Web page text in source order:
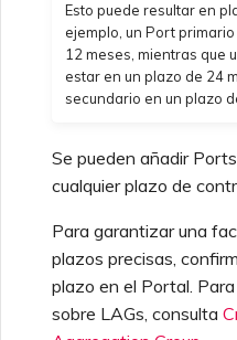
Esto puede resultar en
ejemplo, un Port
12 meses, mientras que
estar en un plazo de 24
secundario en un plazo
Se pueden añadir
cualquier plazo de
Para garantizar una
plazos precisas,
plazo en el Portal.
sobre LAGs, consulta